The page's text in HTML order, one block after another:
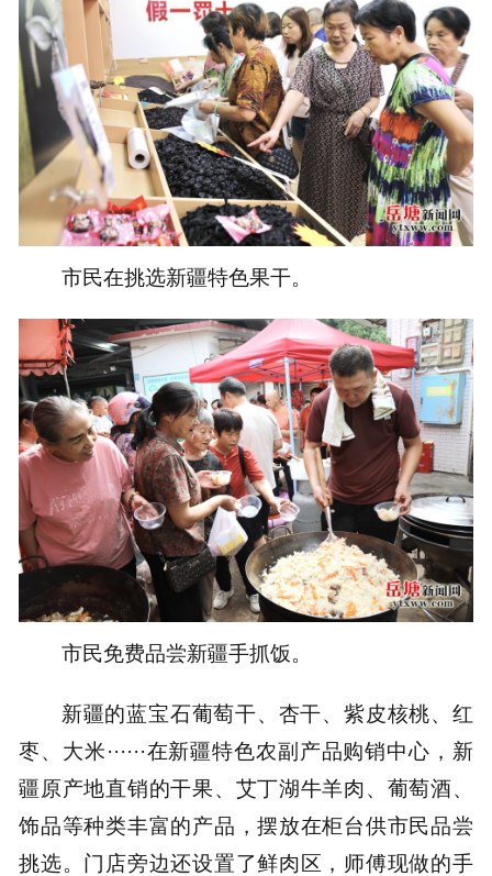
市民在挑选新疆特色果干。
市民免费品尝新疆手抓饭。
新疆的蓝宝石葡萄干、杏干、紫皮核桃、红
枣、大米······在新疆特色农副产品购销中心，新
疆原产地直销的干果、艾丁湖牛羊肉、葡萄酒、
饰品等种类丰富的产品，摆放在柜台供市民品尝
挑选。门店旁边还设置了鲜肉区，师傅现做的手